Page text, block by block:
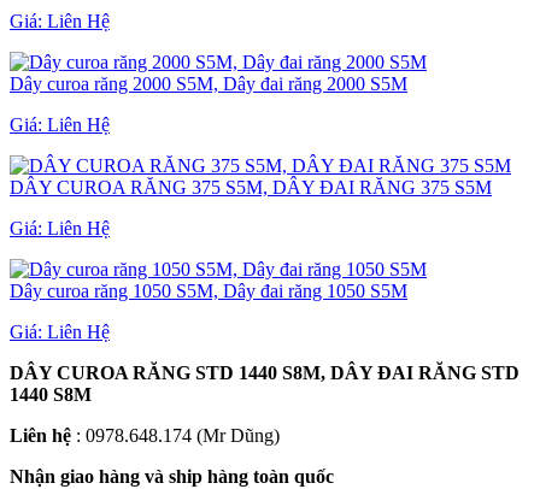
Giá: Liên Hệ
Dây curoa răng 2000 S5M, Dây đai răng 2000 S5M
Giá: Liên Hệ
DÂY CUROA RĂNG 375 S5M, DÂY ĐAI RĂNG 375 S5M
Giá: Liên Hệ
Dây curoa răng 1050 S5M, Dây đai răng 1050 S5M
Giá: Liên Hệ
DÂY CUROA RĂNG STD 1440 S8M, DÂY ĐAI RĂNG STD
1440 S8M
Liên hệ : 0978.648.174 (Mr Dũng)
Nhận giao hàng và ship hàng toàn quốc